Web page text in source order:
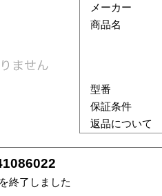
メーカー
商品名
型番
保証条件
返品について
終了しました